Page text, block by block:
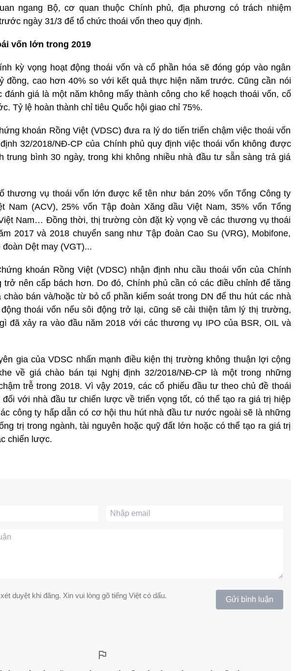
ngang Bộ, cơ quan thuộc Chính phủ, địa phương có trách nhiệm
ngày 31/3 để tổ chức thoái vốn theo quy định.
vốn lớn trong 2019
kỳ vọng hoạt động thoái vốn và cổ phần hóa sẽ đóng góp vào ngân
đồng, cao hơn 40% so với kết quả thực hiện năm trước. Cũng cần nói
đánh giá là một năm không mấy thành công cho kế hoạch thoái vốn, cổ
Tỷ lệ hoàn thành chỉ tiêu Quốc hội giao chỉ 75%.
khoán Rồng Việt (VDSC) đưa ra lý do tiến triển chậm việc thoái vốn
32/2018/NĐ-CP của Chính phủ quy định việc thoái vốn không được
trung bình 30 ngày, trong khi không nhiều nhà đầu tư sẵn sàng trả giá
thương vụ thoái vốn lớn được kể tên như bán 20% vốn Tổng Công ty
Nam (ACV), 25% vốn Tập đoàn Xăng dầu Việt Nam, 35% vốn Tổng
Nam… Đồng thời, thị trường còn đặt kỳ vọng về các thương vụ thoái
2017 và 2018 chuyển sang như Tập đoàn Cao Su (VRG), Mobifone,
Dệt may (VGT)...
khoán Rồng Việt (VDSC) nhận định nhu cầu thoái vốn của Chính
nên cấp bách hơn. Do đó, Chính phủ cần có các điều chỉnh để tăng
bán và/hoặc từ bỏ cổ phần kiểm soát trong DN để thu hút các nhà
thoái vốn nếu sôi động trở lại, cũng sẽ cải thiện tâm lý thị trường,
đã xảy ra vào đầu năm 2018 với các thương vụ IPO của BSR, OIL và
gia của VDSC nhấn mạnh điều kiện thị trường không thuận lợi cộng
về giá chào bán tại Nghị định 32/2018/NĐ-CP là một trong những
trễ trong 2018. Vì vậy 2019, các cổ phiếu đầu tư theo chủ đề thoái
đối với nhà đầu tư chiến lược về triển vọng tốt, có thể tạo ra giá trị hiệp
công ty hấp dẫn có cơ hội thu hút nhà đầu tư nước ngoài sẽ là những
trị trong ngành, tài nguyên hoặc quỹ đất lớn hoặc có thể tạo ra giá trị
chiến lược.
duyệt khi đăng. Xin vui lòng gõ tiếng Việt có dấu. Gửi bình luận